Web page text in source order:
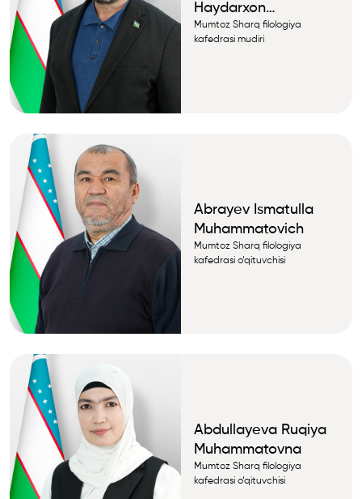
Haydarxon
Hoshimxonovich
Mumtoz Sharq filologiya
kafedrasi mudiri
Abrayev Ismatulla
Muhammatovich
Mumtoz Sharq filologiya
kafedrasi o‘qituvchisi
Abdullayeva Ruqiya
Muhammatovna
Mumtoz Sharq filologiya
kafedrasi o‘qituvchisi